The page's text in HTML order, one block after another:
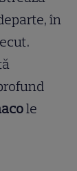
în
le